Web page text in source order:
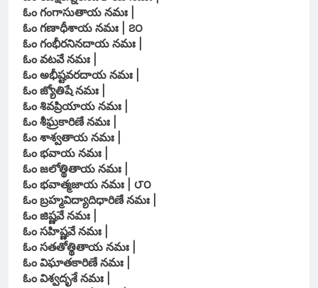
ఓం గంగాసుతాయ నమః |
ఓం గణాధీశాయ నమః | ౭౦
ఓం గంభీరనినదాయ నమః |
ఓం వటవే నమః |
ఓం అభీష్టవరదాయ నమః |
ఓం జ్యోతిషే నమః |
ఓం శివప్రియాయ నమః |
ఓం శీఘ్రకారిణే నమః |
ఓం శాశ్వతాయ నమః |
ఓం భవాయ నమః |
ఓం జలోత్థితాయ నమః |
ఓం భవాత్మజాయ నమః | ౮౦
ఓం బ్రహ్మవిద్యాదిధారిణే నమః |
ఓం జిష్ణవే నమః |
ఓం సహిష్ణవే నమః |
ఓం సతతోత్థితాయ నమః |
ఓం విఘాతకారిణే నమః |
ఓం విశ్వదృశే నమః |